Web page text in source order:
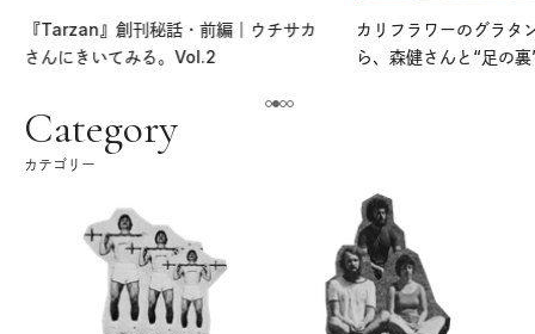
『Tarzan』創刊秘話・前編｜ウチサカ
さんにきいてみる。Vol.2
カリフラワーのグラタ
ら、森健さんと“足の
Category
カテゴリー